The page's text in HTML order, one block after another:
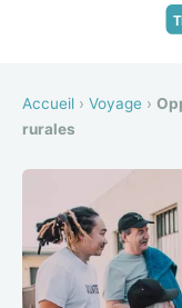
Accueil › Voyage ›
rurales